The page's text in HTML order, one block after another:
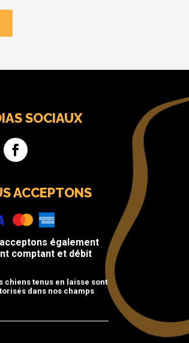
SOCIAUX
ACCEPTONS
également
comptant et débit
chiens tenus en laisse sont
dans nos champs